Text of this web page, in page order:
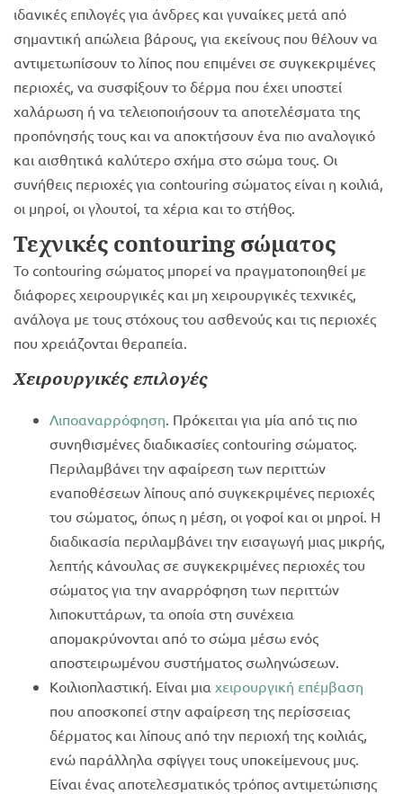
ιδανικές επιλογές για άνδρες και γυναίκες μετά από
σημαντική απώλεια βάρους, για εκείνους που θέλουν να
αντιμετωπίσουν το λίπος που επιμένει σε συγκεκριμένες
περιοχές, να συσφίξουν το δέρμα που έχει υποστεί
χαλάρωση ή να τελειοποιήσουν τα αποτελέσματα της
προπόνησής τους και να αποκτήσουν ένα πιο αναλογικό
και αισθητικά καλύτερο σχήμα στο σώμα τους. Οι
συνήθεις περιοχές για contouring σώματος είναι η κοιλιά,
οι μηροί, οι γλουτοί, τα χέρια και το στήθος.
Τεχνικές contouring σώματος
Το contouring σώματος μπορεί να πραγματοποιηθεί με
διάφορες χειρουργικές και μη χειρουργικές τεχνικές,
ανάλογα με τους στόχους του ασθενούς και τις περιοχές
που χρειάζονται θεραπεία.
Χειρουργικές επιλογές
Λιποαναρρόφηση. Πρόκειται για μία από τις πιο
συνηθισμένες διαδικασίες contouring σώματος.
Περιλαμβάνει την αφαίρεση των περιττών
εναποθέσεων λίπους από συγκεκριμένες περιοχές
του σώματος, όπως η μέση, οι γοφοί και οι μηροί. Η
διαδικασία περιλαμβάνει την εισαγωγή μιας μικρής,
λεπτής κάνουλας σε συγκεκριμένες περιοχές του
σώματος για την αναρρόφηση των περιττών
λιποκυττάρων, τα οποία στη συνέχεια
απομακρύνονται από το σώμα μέσω ενός
αποστειρωμένου συστήματος σωληνώσεων.
Κοιλιοπλαστική. Είναι μια χειρουργική επέμβαση
που αποσκοπεί στην αφαίρεση της περίσσειας
δέρματος και λίπους από την περιοχή της κοιλιάς,
ενώ παράλληλα σφίγγει τους υποκείμενους μυς.
Είναι ένας αποτελεσματικός τρόπος αντιμετώπισης